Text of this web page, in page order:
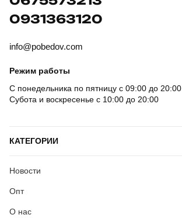
0931363120
info@pobedov.com
Режим работы
С понедельника по пятницу с 09:00 до 20:00
Субота и воскресенье с 10:00 до 20:00
КАТЕГОРИИ
Новости
Опт
О нас